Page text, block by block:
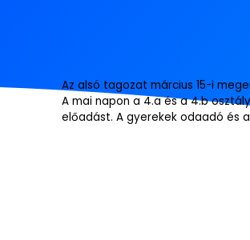
Az alsó tagozat március 15-i
A mai napon a 4.a és a 4.b
előadást. A gyerekek odaadó és